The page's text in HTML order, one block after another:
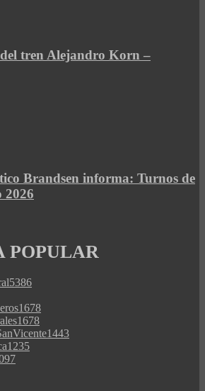
tren Alejandro Korn –
Brandsen informa: Turnos de
2026
POPULAR
5386
1678
1678
1443
1235